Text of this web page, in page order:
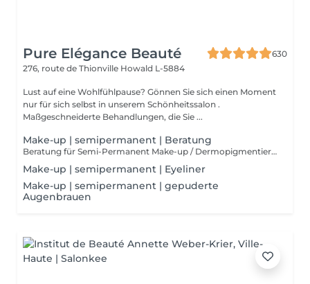
Pure Elégance Beauté
630
276, route de Thionville Howald L-5884
Lust auf eine Wohlfühlpause? Gönnen Sie sich einen Moment
nur für sich selbst in unserem Schönheitssalon .
Maßgeschneiderte Behandlungen, die Sie ...
Make-up | semipermanent | Beratung
Beratung für Semi-Permanent Make-up / Dermopigmentierung. Semi-permanentes Make-up ist ideal, um unter allen Umständen makellos zu bleiben. Es ist dauerhaft, aber nicht endgültig, im Gegensatz zum Tätowieren. Die Technik ähnelt jedoch der eines gewöhnlichen Tattoos. Über ein spezielles Gerät werden Pigmente in die Epidermis injiziert.
Make-up | semipermanent | Eyeliner
Make-up | semipermanent | gepuderte
Augenbrauen